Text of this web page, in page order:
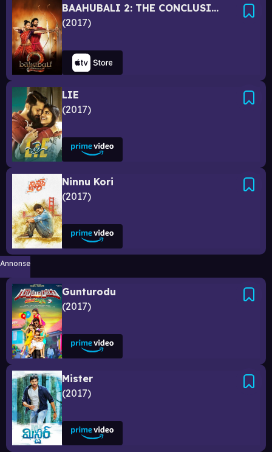
BAAHUBALI 2: THE CONCLUSION - Hindi
2017
LIE
2017
Ninnu Kori
2017
Annonse
Gunturodu
2017
Mister
2017